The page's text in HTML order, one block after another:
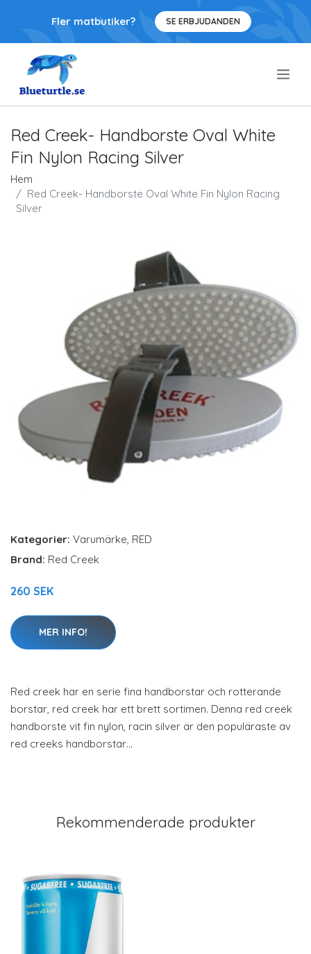
Fler matbutiker? SE ERBJUDANDEN
Red Creek- Handborste Oval White
Fin Nylon Racing Silver
Hem
Red Creek- Handborste Oval White Fin Nylon Racing
Silver
Kategorier: Varumärke, RED
Brand: Red Creek
260 SEK
MER INFO!
Red creek har en serie fina handborstar och rotterande
borstar, red creek har ett brett sortimen. Denna red creek
handborste vit fin nylon, racin silver är den populäraste av
red creeks handborstar…
Rekommenderade produkter